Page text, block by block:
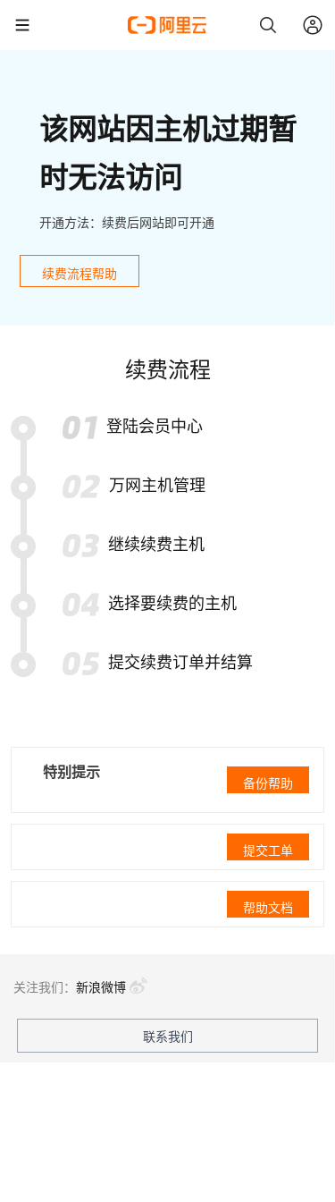
该网站因主机过期暂
时无法访问
开通方法：续费后网站即可开通
续费流程帮助
续费流程
登陆会员中心
万网主机管理
继续续费主机
选择要续费的主机
提交续费订单并结算
特别提示
备份帮助
提交工单
帮助文档